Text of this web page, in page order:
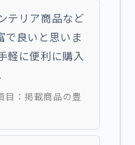
テリア商品など
で良いと思いま
軽に便利に購入
目：掲載商品の豊